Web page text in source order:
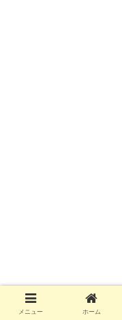
メニュー ホーム